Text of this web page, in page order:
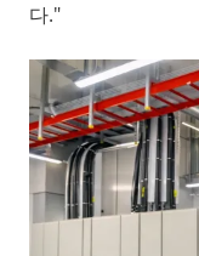
다."